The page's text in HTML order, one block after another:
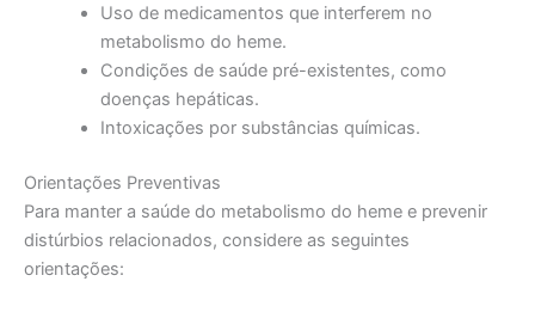
Uso de medicamentos que interferem no
metabolismo do heme.
Condições de saúde pré-existentes, como
doenças hepáticas.
Intoxicações por substâncias químicas.
Orientações Preventivas
Para manter a saúde do metabolismo do heme e prevenir
distúrbios relacionados, considere as seguintes
orientações: